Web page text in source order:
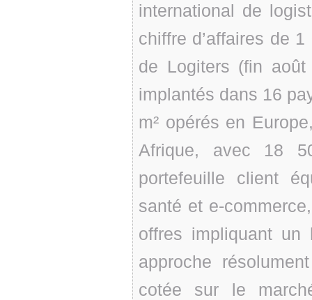
international de
chiffre d’affaires de
de Logiters (fin
implantés dans 16
m² opérés en
Afrique, avec 18
portefeuille client
santé et e-
offres impliquant
approche
cotée sur le